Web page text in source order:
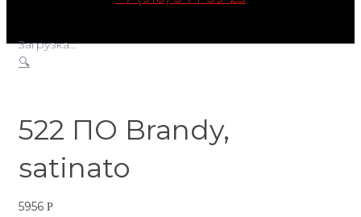
Загрузка...
🔍
522 ПО Brandy,
satinato
5956 Р